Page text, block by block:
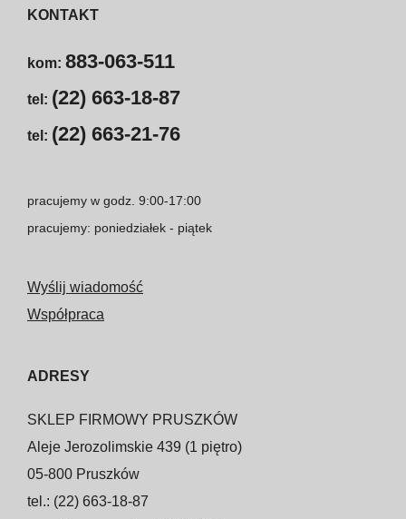
KONTAKT
kom: 883-063-511
tel: (22) 663-18-87
tel: (22) 663-21-76
pracujemy w godz. 9:00-17:00
pracujemy: poniedziałek - piątek
Wyślij wiadomość
Współpraca
ADRESY
SKLEP FIRMOWY PRUSZKÓW
Aleje Jerozolimskie 439 (1 piętro)
05-800 Pruszków
tel.: (22) 663-18-87